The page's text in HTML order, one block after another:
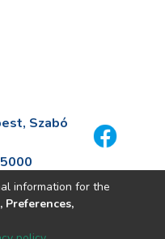
Szabó
information for the